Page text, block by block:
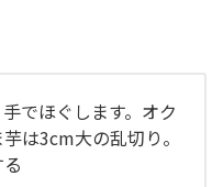
でほぐします。オク
は3cm大の乱切り。